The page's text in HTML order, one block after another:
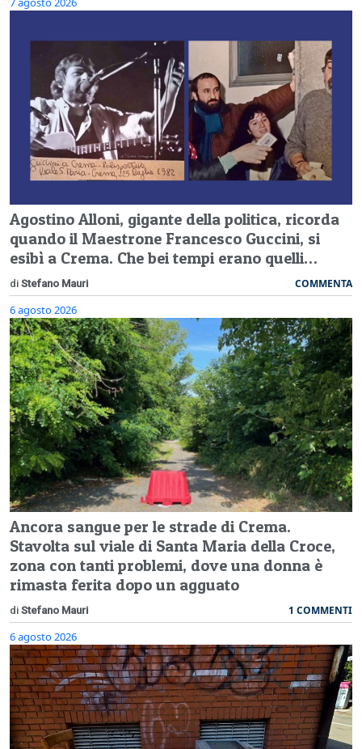
Agostino Alloni, gigante della politica, ricorda
quando il Maestrone Francesco Guccini, si
esibì a Crema. Che bei tempi erano quelli…
di Stefano Mauri COMMENTA
6 agosto 2026
Ancora sangue per le strade di Crema.
Stavolta sul viale di Santa Maria della Croce,
zona con tanti problemi, dove una donna è
rimasta ferita dopo un agguato
di Stefano Mauri 1 COMMENTI
6 agosto 2026